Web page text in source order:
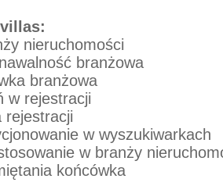
nieruchomości
branżowa
branżowa
w rejestracji
rejestracji
w wyszukiwarkach
w branży
końcówka